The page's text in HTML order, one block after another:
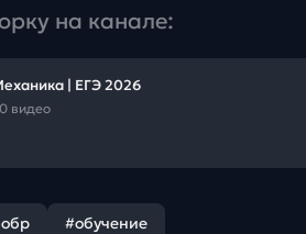
на канале:
| ЕГЭ 2026
видео
#обучение